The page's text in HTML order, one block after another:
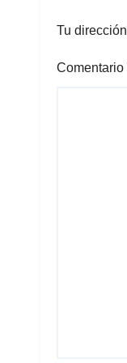
Tu
Comentario